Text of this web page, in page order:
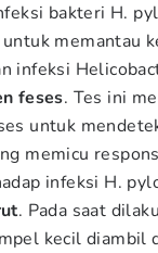
bakteri H.
memantau
infeksi
feses. Tes ini
untuk
memicu
infeksi H.
. Pada saat
kecil diambil